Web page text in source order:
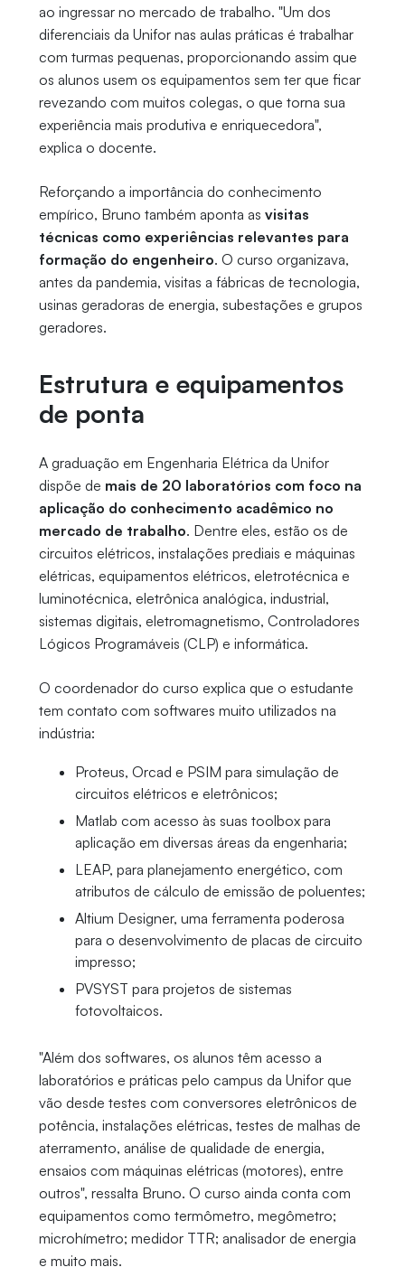
ao ingressar no mercado de trabalho. "Um dos
diferenciais da Unifor nas aulas práticas é trabalhar
com turmas pequenas, proporcionando assim que
os alunos usem os equipamentos sem ter que ficar
revezando com muitos colegas, o que torna sua
experiência mais produtiva e enriquecedora",
explica o docente.
Reforçando a importância do conhecimento
empírico, Bruno também aponta as visitas
técnicas como experiências relevantes para
formação do engenheiro. O curso organizava,
antes da pandemia, visitas a fábricas de tecnologia,
usinas geradoras de energia, subestações e grupos
geradores.
Estrutura e equipamentos
de ponta
A graduação em Engenharia Elétrica da Unifor
dispõe de mais de 20 laboratórios com foco na
aplicação do conhecimento acadêmico no
mercado de trabalho. Dentre eles, estão os de
circuitos elétricos, instalações prediais e máquinas
elétricas, equipamentos elétricos, eletrotécnica e
luminotécnica, eletrônica analógica, industrial,
sistemas digitais, eletromagnetismo, Controladores
Lógicos Programáveis (CLP) e informática.
O coordenador do curso explica que o estudante
tem contato com softwares muito utilizados na
indústria:
Proteus, Orcad e PSIM para simulação de
circuitos elétricos e eletrônicos;
Matlab com acesso às suas toolbox para
aplicação em diversas áreas da engenharia;
LEAP, para planejamento energético, com
atributos de cálculo de emissão de poluentes;
Altium Designer, uma ferramenta poderosa
para o desenvolvimento de placas de circuito
impresso;
PVSYST para projetos de sistemas
fotovoltaicos.
"Além dos softwares, os alunos têm acesso a
laboratórios e práticas pelo campus da Unifor que
vão desde testes com conversores eletrônicos de
potência, instalações elétricas, testes de malhas de
aterramento, análise de qualidade de energia,
ensaios com máquinas elétricas (motores), entre
outros", ressalta Bruno. O curso ainda conta com
equipamentos como termômetro, megômetro;
microhímetro; medidor TTR; analisador de energia
e muito mais.